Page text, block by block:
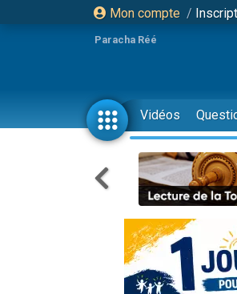
Mon compte /
Paracha Réé
Vidéos